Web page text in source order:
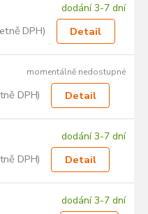
dodání 3-7 dní
DPH) Detail
momentálně nedostupné
DPH) Detail
dodání 3-7 dní
DPH) Detail
dodání 3-7 dní